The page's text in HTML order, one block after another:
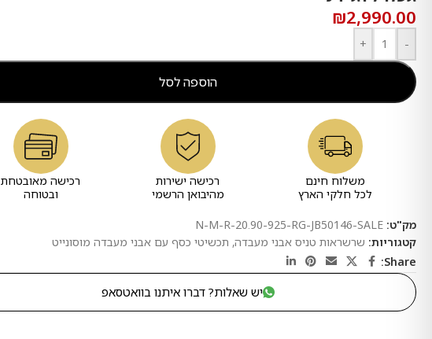
₪2,990.00
-
+
הוספה לסל
משלוח חינם
לכל חלקי הארץ
רכישה ישירות
מהיבואן הרשמי
רכישה מאובטחת
ובטוחה
מק"ט: N-M-R-20.90-925-RG-JB50146-SALE
קטגוריות: שרשראות טניס אבני מעבדה, תכשיטי כסף עם אבני מעבדה מוסונייט
Share:
יש שאלות? דברו איתנו בוואטסאפ